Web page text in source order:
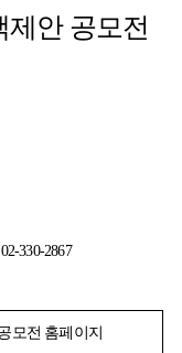
제안 공모전
330-2867
모전 홈페이지